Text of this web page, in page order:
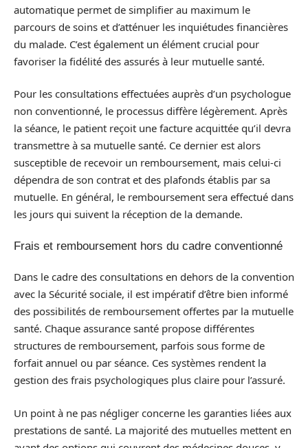
automatique permet de simplifier au maximum le
parcours de soins et d’atténuer les inquiétudes financières
du malade. C’est également un élément crucial pour
favoriser la fidélité des assurés à leur mutuelle santé.
Pour les consultations effectuées auprès d’un psychologue
non conventionné, le processus diffère légèrement. Après
la séance, le patient reçoit une facture acquittée qu’il devra
transmettre à sa mutuelle santé. Ce dernier est alors
susceptible de recevoir un remboursement, mais celui-ci
dépendra de son contrat et des plafonds établis par sa
mutuelle. En général, le remboursement sera effectué dans
les jours qui suivent la réception de la demande.
Frais et remboursement hors du cadre conventionné
Dans le cadre des consultations en dehors de la convention
avec la Sécurité sociale, il est impératif d’être bien informé
des possibilités de remboursement offertes par la mutuelle
santé. Chaque assurance santé propose différentes
structures de remboursement, parfois sous forme de
forfait annuel ou par séance. Ces systèmes rendent la
gestion des frais psychologiques plus claire pour l’assuré.
Un point à ne pas négliger concerne les garanties liées aux
prestations de santé. La majorité des mutuelles mettent en